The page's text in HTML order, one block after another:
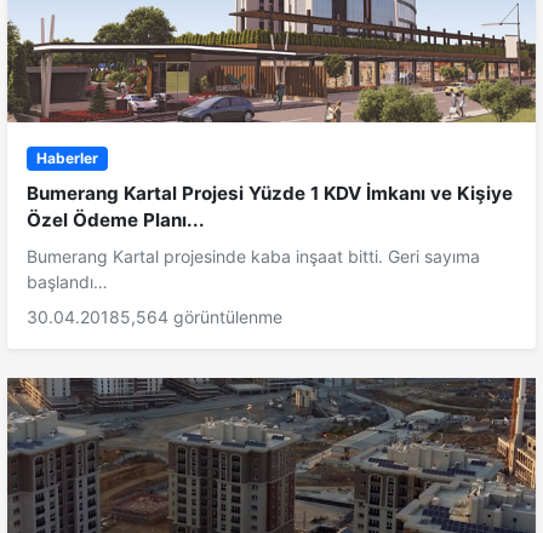
Haberler
Bumerang Kartal Projesi Yüzde 1 KDV İmkanı ve Kişiye
Özel Ödeme Planı...
Bumerang Kartal projesinde kaba inşaat bitti. Geri sayıma
başlandı…
30.04.20185,564 görüntülenme